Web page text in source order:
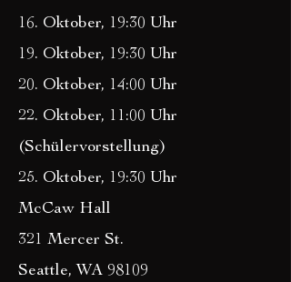
16. Oktober, 19:30 Uhr
19. Oktober, 19:30 Uhr
20. Oktober, 14:00 Uhr
22. Oktober, 11:00 Uhr
(Schülervorstellung)
25. Oktober, 19:30 Uhr
McCaw Hall
321 Mercer St.
Seattle, WA 98109